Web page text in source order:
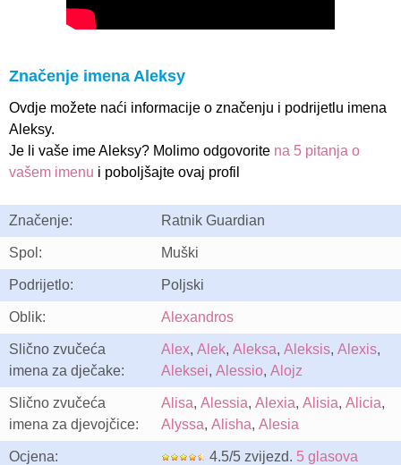
Značenje imena Aleksy
Ovdje možete naći informacije o značenju i podrijetlu imena
Aleksy.
Je li vaše ime Aleksy? Molimo odgovorite na 5 pitanja o
vašem imenu i poboljšajte ovaj profil
Značenje: Ratnik Guardian
Spol: Muški
Podrijetlo: Poljski
Oblik: Alexandros
Slično zvučeća
imena za dječake:
Alex, Alek, Aleksa, Aleksis, Alexis,
Aleksei, Alessio, Alojz
Slično zvučeća
imena za djevojčice:
Alisa, Alessia, Alexia, Alisia, Alicia,
Alyssa, Alisha, Alesia
Ocjena: 4.5/5 zvijezd. 5 glasova